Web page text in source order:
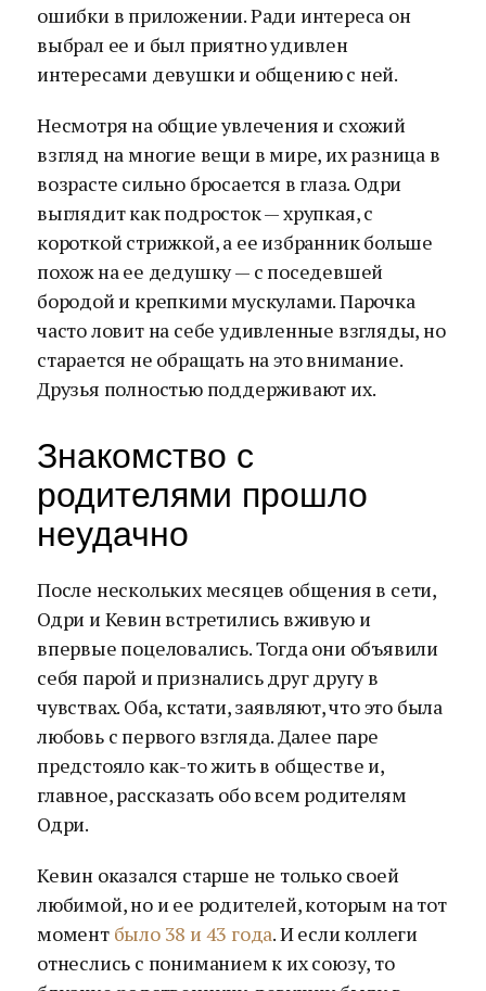
ошибки в приложении. Ради интереса он
выбрал ее и был приятно удивлен
интересами девушки и общению с ней.
Несмотря на общие увлечения и схожий
взгляд на многие вещи в мире, их разница в
возрасте сильно бросается в глаза. Одри
выглядит как подросток — хрупкая, с
короткой стрижкой, а ее избранник больше
похож на ее дедушку — с поседевшей
бородой и крепкими мускулами. Парочка
часто ловит на себе удивленные взгляды, но
старается не обращать на это внимание.
Друзья полностью поддерживают их.
Знакомство с
родителями прошло
неудачно
После нескольких месяцев общения в сети,
Одри и Кевин встретились вживую и
впервые поцеловались. Тогда они объявили
себя парой и признались друг другу в
чувствах. Оба, кстати, заявляют, что это была
любовь с первого взгляда. Далее паре
предстояло как-то жить в обществе и,
главное, рассказать обо всем родителям
Одри.
Кевин оказался старше не только своей
любимой, но и ее родителей, которым на тот
момент было 38 и 43 года. И если коллеги
отнеслись с пониманием к их союзу, то